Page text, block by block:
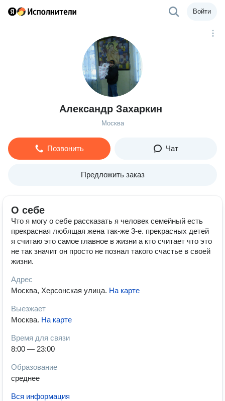
Войти
Александр Захаркин
Москва
Позвонить Чат
Предложить заказ
О себе
Что я могу о себе рассказать я человек семейный есть
прекрасная любящая жена так-же 3-е. прекрасных детей
я считаю это самое главное в жизни а кто считает что это
не так значит он просто не познал такого счастье в своей
жизни.
Адрес
Москва, Херсонская улица. На карте
Выезжает
Москва. На карте
Время для связи
8:00 — 23:00
Образование
среднее
Вся информация